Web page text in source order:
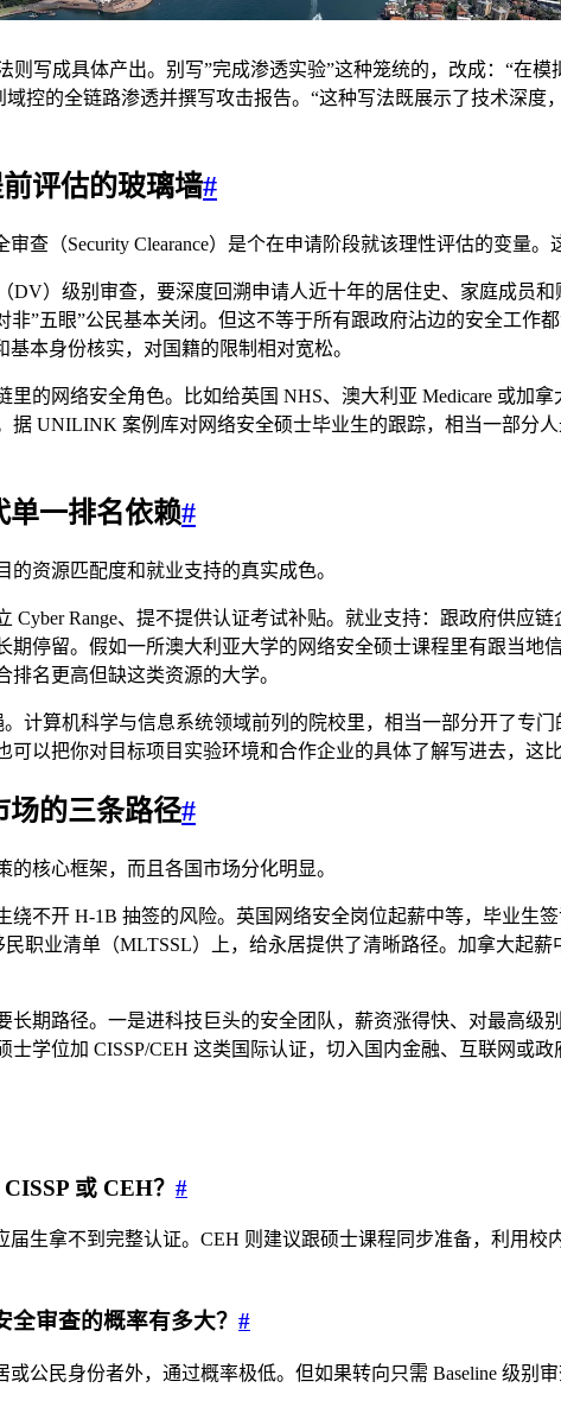
写成具体产出。别写”完成渗透实验”这种笼统的，改成：“在
域控的全链路渗透并撰写攻击报告。“这种写法既展示了技术深
评估的玻璃墙#
查（Security Clearance）是个在申请阶段就该理性评估的变量。
DV）级别审查，要深度回溯申请人近十年的居住史、家庭成员
非”五眼”公民基本关闭。但这不等于所有跟政府沾边的安全工
本身份核实，对国籍的限制相对宽松。
的网络安全角色。比如给英国 NHS、澳大利亚 Medicare 或加
据 UNILINK 案例库对网络安全硕士毕业生的跟踪，相当一部
单一排名依赖#
资源匹配度和就业支持的真实成色。
Range、提不提供认证考试补贴。就业支持：跟政府供应
停留。假如一所澳大利亚大学的网络安全硕士课程里有跟当地
名更高但缺这类资源的大学。
计算机科学与信息系统领域前列的院校里，相当一部分开了专
以把你对目标项目实验环境和合作企业的具体了解写进去，这
场的三条路径#
核心框架，而且各国市场分化明显。
不开 H-1B 抽签的风险。英国网络安全岗位起薪中等，毕业生
职业清单（MLTSSL）上，给永居提供了清晰路径。加拿大起
期路径。一是进科技巨头的安全团队，薪资涨得快、对最高级
学位加 CISSP/CEH 这类国际认证，切入国内金融、互联网或
或 CEH？ #
届生拿不到完整认证。CEH 则建议跟硕士课程同步准备，利用
审查的概率有多大？ #
或公民身份者外，通过概率极低。但如果转向只需 Baseline 级别